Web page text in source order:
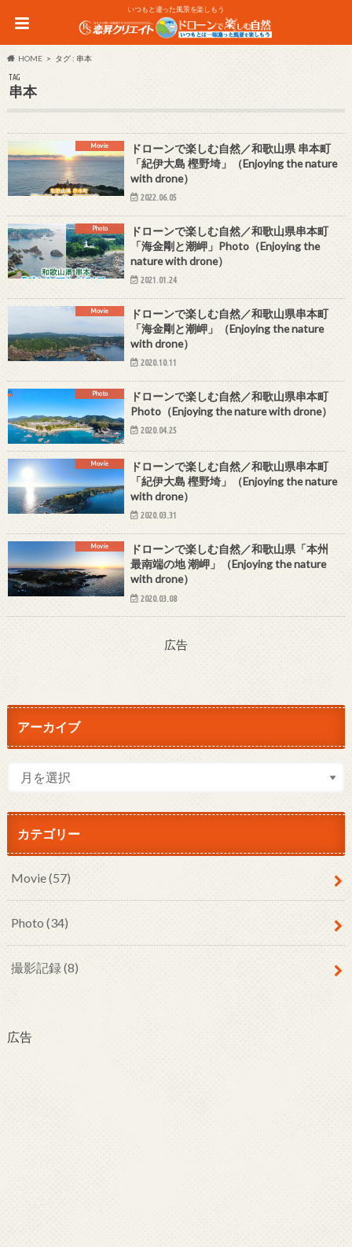
いつもと違った風景を楽しもう
HOME タグ : 串本
TAG
串本
Movie
ドローンで楽しむ自然／和歌山県 串本町
「紀伊大島 樫野埼」（Enjoying the nature
with drone）
2022.06.05
Photo
ドローンで楽しむ自然／和歌山県串本町
「海金剛と潮岬」Photo（Enjoying the
nature with drone）
2021.01.24
Movie
ドローンで楽しむ自然／和歌山県串本町
「海金剛と潮岬」（Enjoying the nature
with drone）
2020.10.11
Photo
ドローンで楽しむ自然／和歌山県串本町
Photo（Enjoying the nature with drone）
2020.04.25
Movie
ドローンで楽しむ自然／和歌山県串本町
「紀伊大島 樫野埼」（Enjoying the nature
with drone）
2020.03.31
Movie
ドローンで楽しむ自然／和歌山県「本州
最南端の地 潮岬」（Enjoying the nature
with drone）
2020.03.08
広告
アーカイブ
カテゴリー
Movie(57)
Photo (34)
撮影記録(8)
広告